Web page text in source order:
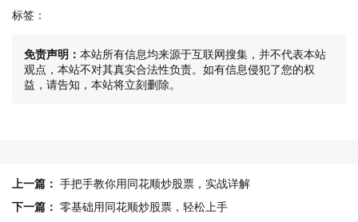
标签：
免责声明： 本站所有信息均来源于互联网搜集，并不代表本站
观点，本站不对其真实合法性负责。如有信息侵犯了您的权
益，请告知，本站将立刻删除。
上一篇： 手把手教你用同花顺炒股票，实战详解
下一篇： 零基础用同花顺炒股票，轻松上手